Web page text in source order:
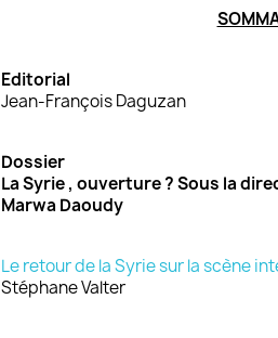
Editorial
Jean-François Daguzan
Dossier
La Syrie , ouverture ? Sous la
Marwa Daoudy
Le retour de la Syrie sur la scène
Stéphane Valter